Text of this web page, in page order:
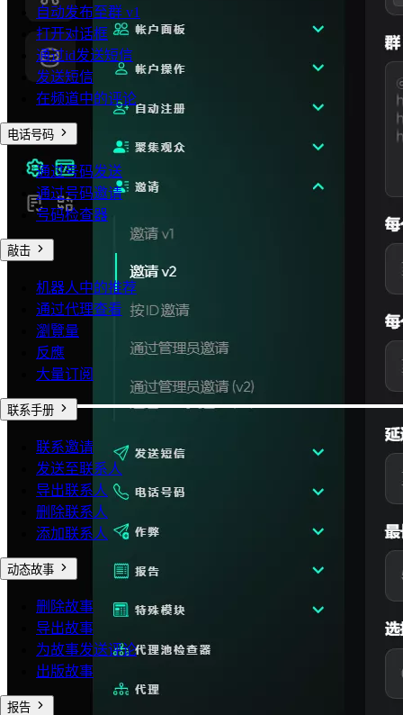
自动发布至群 v1
打开对话框
通过id发送短信
发送短信
在频道中的评论
电话号码
通过号码发送
通过号码邀请
号码检查器
敲击
机器人中的推荐
通过代理查看
瀏覽量
反應
大量订阅
联系手册
联系邀请
发送至联系人
导出联系人
删除联系人
添加联系人
动态故事
删除故事
导出故事
为故事发送评论
出版故事
报告